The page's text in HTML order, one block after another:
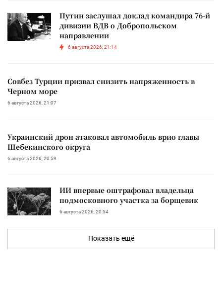
Путин заслушал доклад командира 76-й
дивизии ВДВ о Добропольском
направлении
6 августа 2026, 21:14
Совбез Турции призвал снизить напряженность в
Черном море
6 августа 2026, 21:07
Украинский дрон атаковал автомобиль врио главы
Шебекинского округа
6 августа 2026, 20:59
ИИ впервые оштрафовал владельца
подмосковного участка за борщевик
6 августа 2026, 20:54
Показать ещё